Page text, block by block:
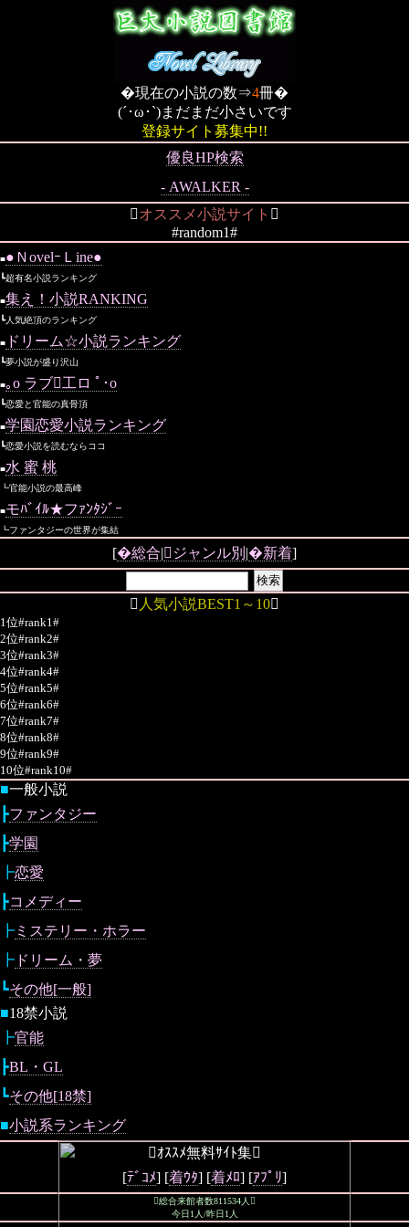
�現在の小説の数⇒4冊�
(´･ω･`)まだまだ小さいです
登録サイト募集中!!
優良HP検索
- AWALKER -
オススメ小説サイト 
#random1#
■●ＮovelｰＬine●
┗超有名小説ランキング
■集え！小説RANKING
┗人気絶頂のランキング
■ ドリーム☆小説ランキング
┗夢小説が盛り沢山
■｡ο ラブ工ロ ﾟ･о
┗恋愛と官能の真骨頂
■学園恋愛小説ランキング
┗恋愛小説を読むならココ
■水 蜜 桃
┗官能小説の最高峰
■モﾊﾞｲﾙ★フｧﾝﾀｼﾞｰ
┗ファンタジーの世界が集結
[�総合|ジャンル別 |�新着]
 人気小説BEST1～10
1位#rank1#
2位#rank2#
3位#rank3#
4位#rank4#
5位#rank5#
6位#rank6#
7位#rank7#
8位#rank8#
9位#rank9#
10位#rank10#
■一般小説
┣ファンタジー
┣学園
┣恋愛
┣コメディー
┣ ミステリー・ホラー
┣ ドリーム・夢
┗その他[一般]
■18禁小説
┣官能
┣BL・GL
┗その他[18禁]
■小説系ランキング
ｵｽｽﾒ無料ｻｲﾄ集
[ﾃﾞｺﾒ] [着ｳﾀ] [着ﾒﾛ] [ｱﾌﾟﾘ]
総合来館者数811534人
今日1人/昨日1人